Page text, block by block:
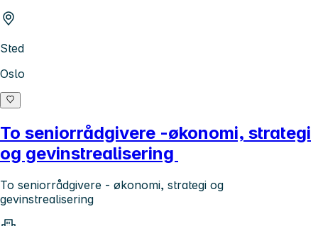
Sted
Oslo
To seniorrådgivere -økonomi, strategi
og gevinstrealisering
To seniorrådgivere - økonomi, strategi og
gevinstrealisering